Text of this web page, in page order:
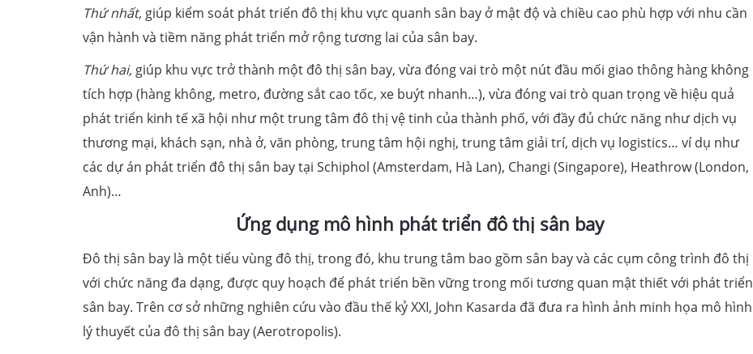
Thứ nhất, giúp kiểm soát phát triển đô thị khu vực quanh sân bay ở mật độ và chiều cao phù hợp với nhu cần
vận hành và tiềm năng phát triển mở rộng tương lai của sân bay.
Thứ hai, giúp khu vực trở thành một đô thị sân bay, vừa đóng vai trò một nút đầu mối giao thông hàng không
tích hợp (hàng không, metro, đường sắt cao tốc, xe buýt nhanh…), vừa đóng vai trò quan trọng về hiệu quả
phát triển kinh tế xã hội như một trung tâm đô thị vệ tinh của thành phố, với đầy đủ chức năng như dịch vụ
thương mại, khách sạn, nhà ở, văn phòng, trung tâm hội nghị, trung tâm giải trí, dịch vụ logistics… ví dụ như
các dự án phát triển đô thị sân bay tại Schiphol (Amsterdam, Hà Lan), Changi (Singapore), Heathrow (London,
Anh)…
Ứng dụng mô hình phát triển đô thị sân bay
Đô thị sân bay là một tiểu vùng đô thị, trong đó, khu trung tâm bao gồm sân bay và các cụm công trình đô thị
với chức năng đa dạng, được quy hoạch để phát triển bền vững trong mối tương quan mật thiết với phát triển
sân bay. Trên cơ sở những nghiên cứu vào đầu thế kỷ XXI, John Kasarda đã đưa ra hình ảnh minh họa mô hình
lý thuyết của đô thị sân bay (Aerotropolis).